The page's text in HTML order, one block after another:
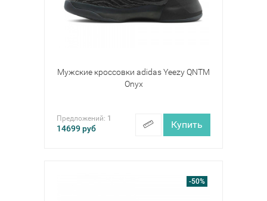
Мужские кроссовки adidas Yeezy QNTM
Onyx
Предложений: 1
14699руб Купить
-50%